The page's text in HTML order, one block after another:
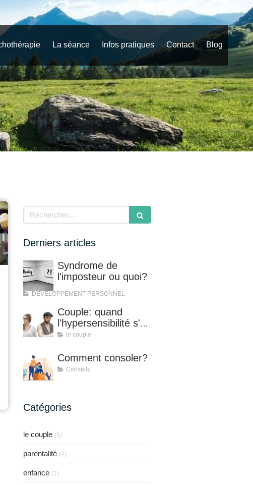
La séance Infos pratiques Contact Blog
Rechercher
Derniers articles
Syndrome de
l'imposteur ou quoi?
DEVELOPPEMENT PERSONNEL
Couple: quand
l'hypersensibilité s'en
mêle!
le couple
Comment consoler?
Conseils
Catégories
le couple (5)
parentalité (2)
enfance (1)